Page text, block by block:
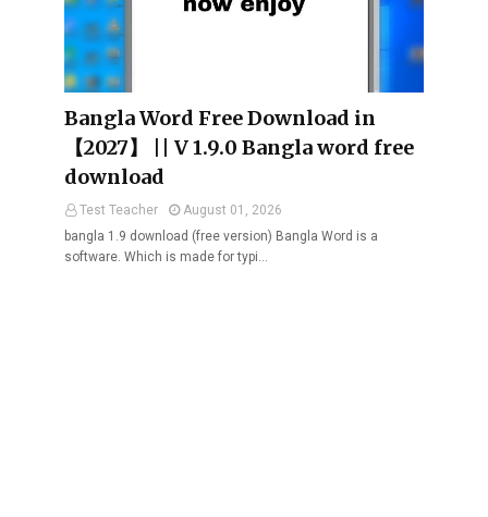
Bangla Word Free Download in
【2027】 || V 1.9.0 Bangla word free
download
Test Teacher
August 01, 2026
bangla 1.9 download (free version) Bangla Word is a
software. Which is made for typi…